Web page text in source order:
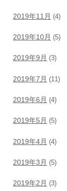
2019年11月 (4)
2019年10月 (5)
2019年9月 (3)
2019年7月 (11)
2019年6月 (4)
2019年5月 (5)
2019年4月 (4)
2019年3月 (5)
2019年2月 (3)